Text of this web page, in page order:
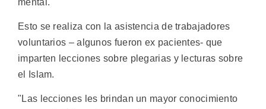
Esto se realiza con la asistencia de trabajadores
voluntarios – algunos fueron ex pacientes- que
imparten lecciones sobre plegarias y lecturas sobre
el Islam.
"Las lecciones les brindan un mayor conocimiento